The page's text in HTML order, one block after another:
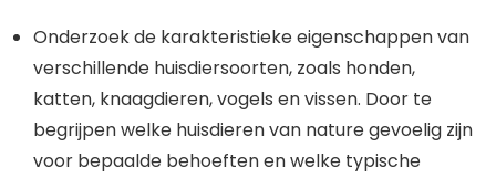
Onderzoek de karakteristieke eigenschappen van
verschillende huisdiersoorten, zoals honden,
katten, knaagdieren, vogels en vissen. Door te
begrijpen welke huisdieren van nature gevoelig zijn
voor bepaalde behoeften en welke typische